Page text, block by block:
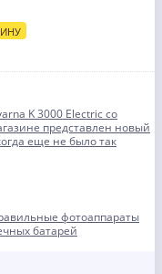
K 3000 Electric со
представлен новый
еще не было так
фотоаппараты
батарей